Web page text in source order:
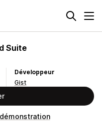
Suite
Développeur
Gist